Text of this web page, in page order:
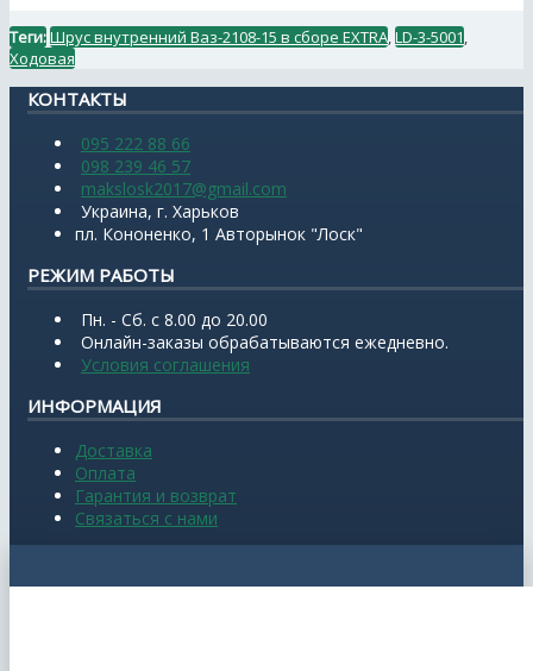
Теги:Шрус внутренний Ваз-2108-15 в сборе EXTRA LD-3-5001
Ходовая
КОНТАКТЫ
095 222 88 66
098 239 46 57
makslosk2017@gmail.com
Украина, г. Харьков
пл. Кононенко, 1 Авторынок "Лоск"
РЕЖИМ РАБОТЫ
Пн. - Сб. с 8.00 до 20.00
Онлайн-заказы обрабатываются ежедневно.
Условия соглашения
ИНФОРМАЦИЯ
Доставка
Оплата
Гарантия и возврат
Связаться с нами